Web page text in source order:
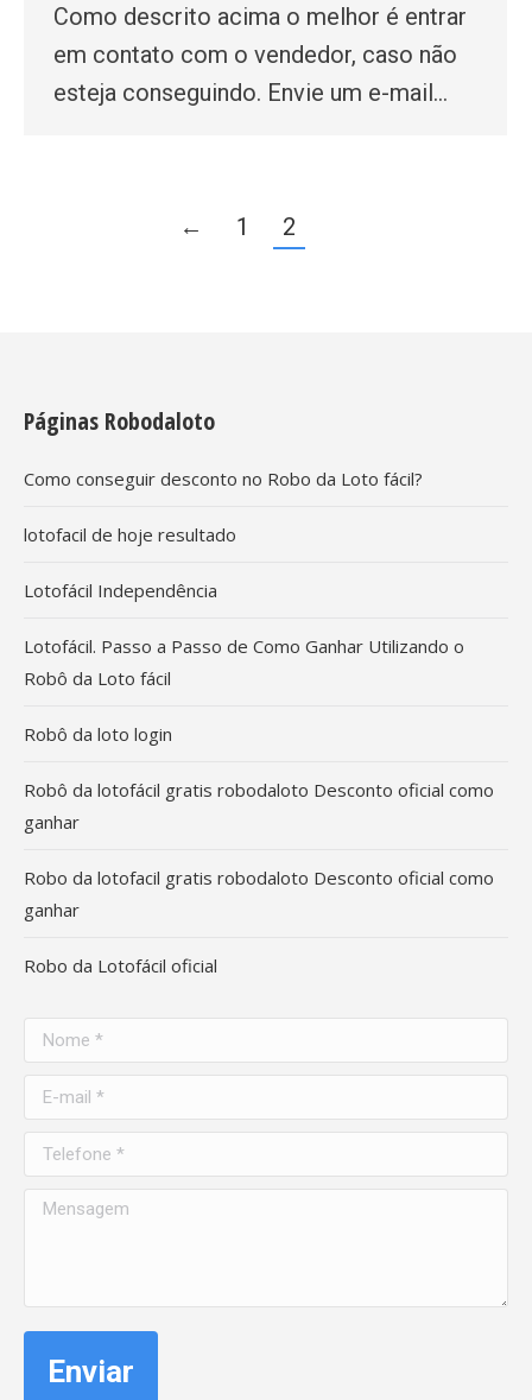
Como descrito acima o melhor é entrar
em contato com o vendedor, caso não
esteja conseguindo. Envie um e-mail…
← 1 2
Páginas Robodaloto
Como conseguir desconto no Robo da Loto fácil?
lotofacil de hoje resultado
Lotofácil Independência
Lotofácil. Passo a Passo de Como Ganhar Utilizando o
Robô da Loto fácil
Robô da loto login
Robô da lotofácil gratis robodaloto Desconto oficial como
ganhar
Robo da lotofacil gratis robodaloto Desconto oficial como
ganhar
Robo da Lotofácil oficial
Nome *
E-mail *
Telefone *
Mensagem
Enviar